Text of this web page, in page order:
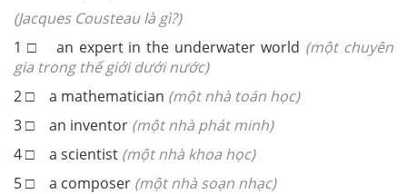
(Jacques Cousteau là gì?)
1 □ an expert in the underwater world (một chuyên
gia trong thế giới dưới nước)
2□ a mathematician (một nhà toán học)
3□ an inventor (một nhà phát minh)
4□ a scientist (một nhà khoa học)
5□ a composer (một nhà soạn nhạc)